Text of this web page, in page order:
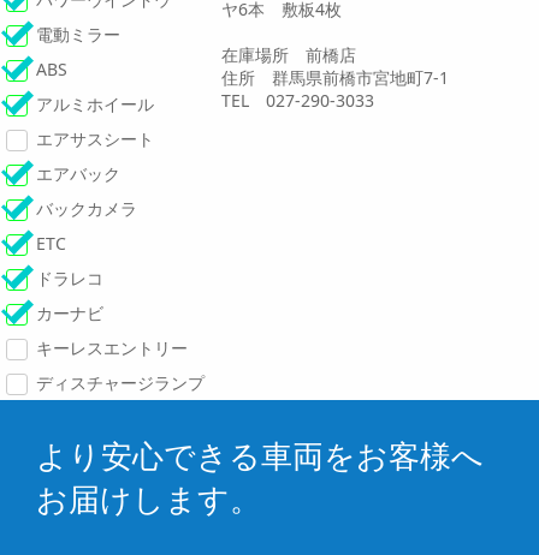
ヤ6本 敷板4枚
在庫場所 前橋店
住所 群馬県前橋市宮地町7-1
TEL 027-290-3033
電動ミラー
ABS
アルミホイール
エアサスシート
エアバック
バックカメラ
ETC
ドラレコ
カーナビ
キーレスエントリー
ディスチャージランプ
より安心できる車両をお客様へ
お届けします。